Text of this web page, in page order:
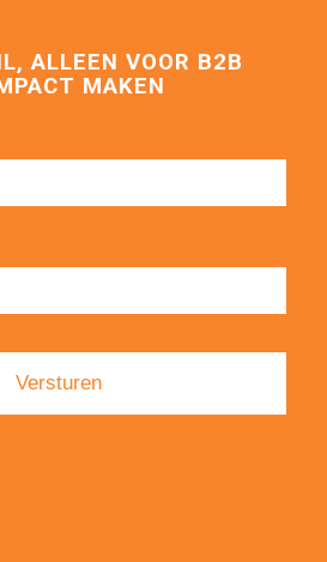
ALLEEN VOOR B2B
MAKEN